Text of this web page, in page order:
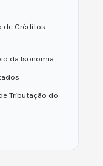
de Créditos
da Isonomia
Tributação do